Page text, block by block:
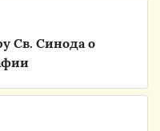
Св. Синода о